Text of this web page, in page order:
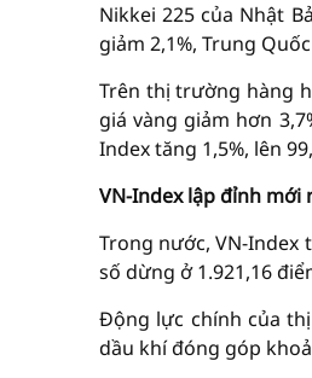
Nikkei 225 của Nhật
giảm 2,1%, Trung
Trên thị trường hàng
giá vàng giảm hơn
Index tăng 1,5%, lên
VN-Index lập đỉnh
Trong nước, VN-Index
số dừng ở 1.921,16
Động lực chính của
dầu khí đóng góp